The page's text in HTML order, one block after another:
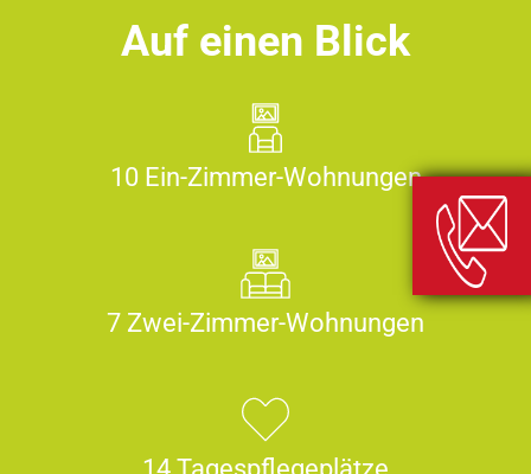
Auf einen Blick
10 Ein-Zimmer-Wohnungen
7 Zwei-Zimmer-Wohnungen